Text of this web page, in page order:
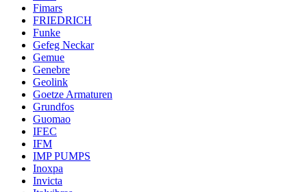
Fimars
FRIEDRICH
Funke
Gefeg Neckar
Gemue
Genebre
Geolink
Goetze Armaturen
Grundfos
Guomao
IFEC
IFM
IMP PUMPS
Inoxpa
Invicta